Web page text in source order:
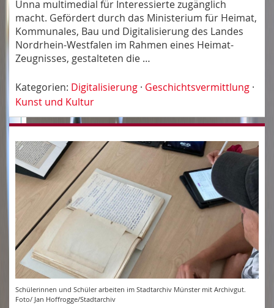
Unna multimedial für Interessierte zugänglich
macht. Gefördert durch das Ministerium für Heimat,
Kommunales, Bau und Digitalisierung des Landes
Nordrhein-Westfalen im Rahmen eines Heimat-
Zeugnisses, gestalteten die …
Kategorien: Digitalisierung · Geschichtsvermittlung ·
Kunst und Kultur
Schülerinnen und Schüler arbeiten im Stadtarchiv Münster mit Archivgut.
Foto/ Jan Hoffrogge/Stadtarchiv